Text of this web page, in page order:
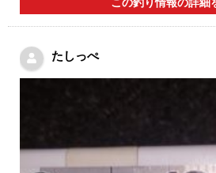
この釣り情報の詳細
たしっぺ